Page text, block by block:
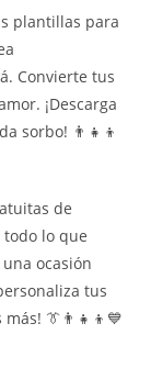
plantillas para
Convierte tus
¡Descarga
sorbo! 👨‍👧‍👦
de
lo que
ocasión
tus
👔👨‍👧‍👦💙